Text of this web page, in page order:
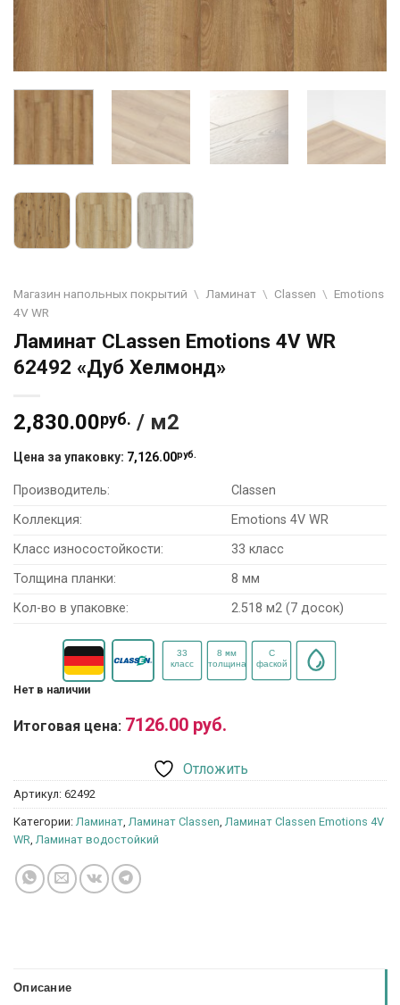
Магазин напольных покрытий \ Ламинат \ Classen \ Emotions
4V WR
Ламинат CLassen Emotions 4V WR
62492 «Дуб Хелмонд»
2,830.00руб. / м2
Цена за упаковку: 7,126.00руб.
Производитель:
Classen
Коллекция:
Emotions 4V WR
Класс износостойкости:
33 класс
Толщина планки:
8 мм
Кол-во в упаковке:
2.518 м2 (7 досок)
Нет в наличии
Итоговая цена: 7126.00 руб.
Отложить
Артикул: 62492
Категории: Ламинат Ламинат Classen Ламинат Classen Emotions 4V
WR Ламинат водостойкий
Описание